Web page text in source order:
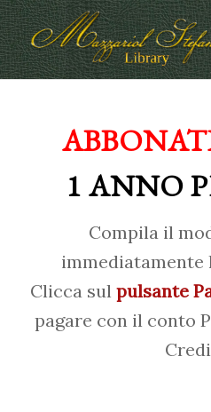
1 ANNO
Compila il
immediatamente
Clicca sul pulsante
pagare con il conto